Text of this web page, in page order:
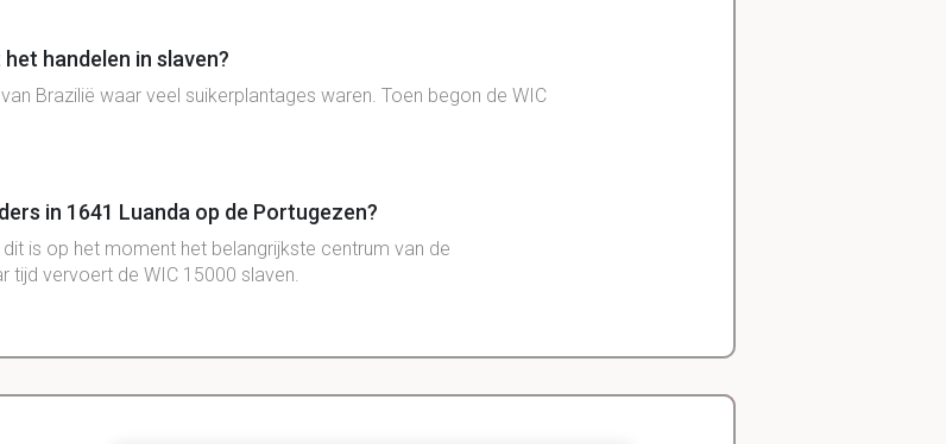
handelen in slaven?
Brazilië waar veel suikerplantages waren. Toen begon de WIC
in 1641 Luanda op de Portugezen?
is op het moment het belangrijkste centrum van de
tijd vervoert de WIC 15000 slaven.
Brazilië weer kwijt raakt aan de portugezen?
het Caribische gebied. Nederlanders worden nu zelf de grootste